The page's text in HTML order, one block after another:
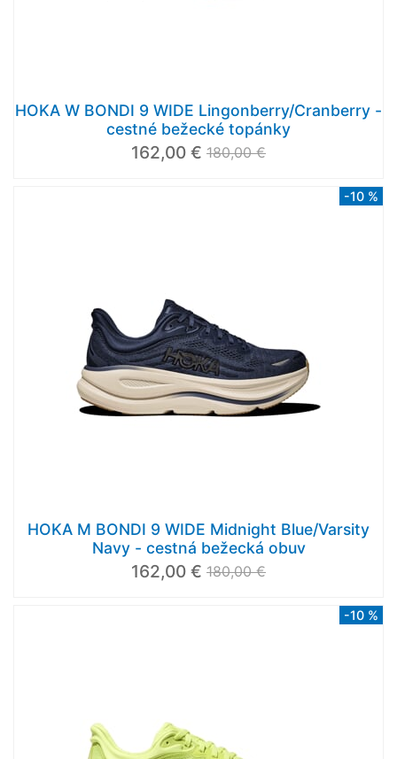
HOKA W BONDI 9 WIDE Lingonberry/Cranberry -
cestné bežecké topánky
162,00 € 180,00 €
-10 %
HOKA M BONDI 9 WIDE Midnight Blue/Varsity
Navy - cestná bežecká obuv
162,00 € 180,00 €
-10 %